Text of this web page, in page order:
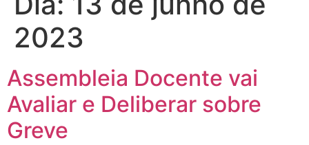
2023
Assembleia Docente vai
Avaliar e Deliberar sobre
Greve